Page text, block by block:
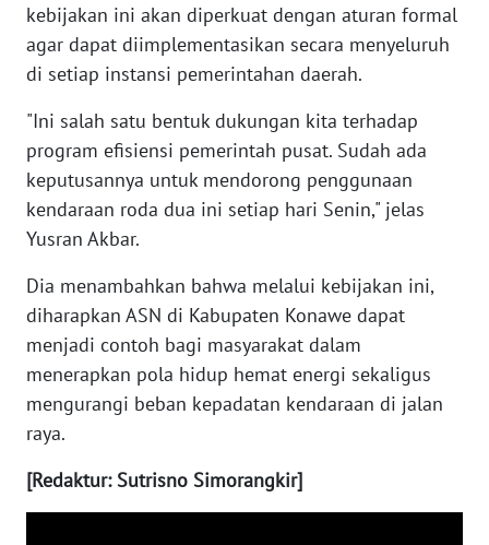
kebijakan ini akan diperkuat dengan aturan formal
agar dapat diimplementasikan secara menyeluruh
di setiap instansi pemerintahan daerah.
"Ini salah satu bentuk dukungan kita terhadap
program efisiensi pemerintah pusat. Sudah ada
keputusannya untuk mendorong penggunaan
kendaraan roda dua ini setiap hari Senin," jelas
Yusran Akbar.
Dia menambahkan bahwa melalui kebijakan ini,
diharapkan ASN di Kabupaten Konawe dapat
menjadi contoh bagi masyarakat dalam
menerapkan pola hidup hemat energi sekaligus
mengurangi beban kepadatan kendaraan di jalan
raya.
[Redaktur: Sutrisno Simorangkir]
WN
SULBAR
WN
SUMBAR
SUMSEL
WN
BENGKULU
WN